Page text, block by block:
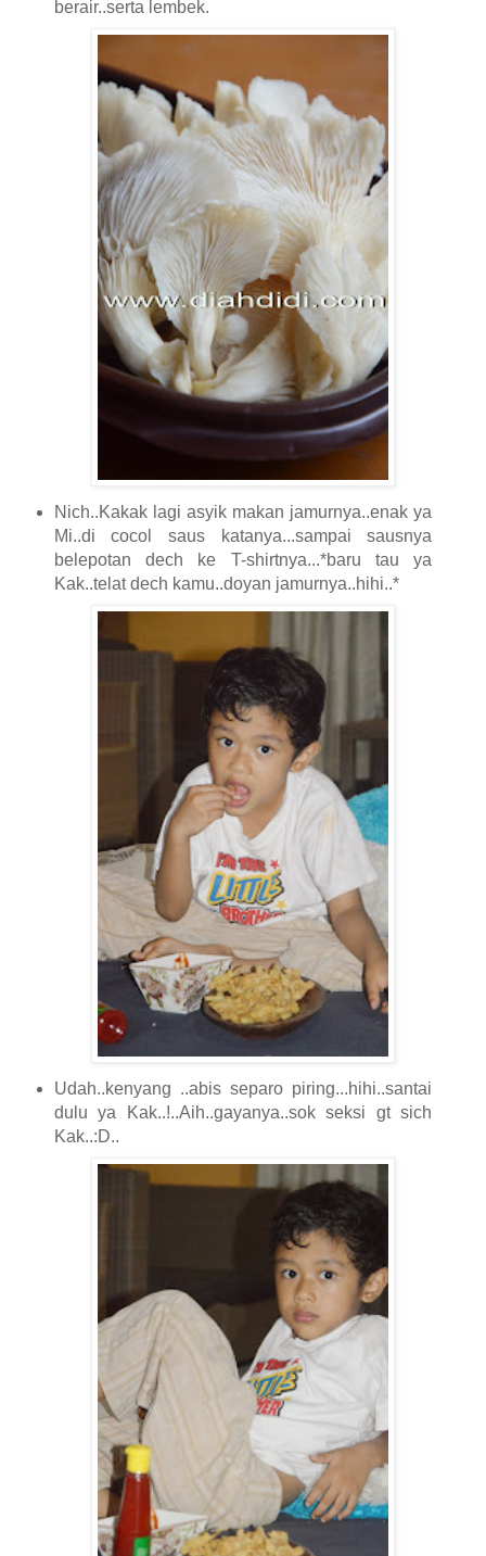
berair..serta lembek.
Nich..Kakak lagi asyik makan jamurnya..enak ya
Mi..di cocol saus katanya...sampai sausnya
belepotan dech ke T-shirtnya...*baru tau ya
Kak..telat dech kamu..doyan jamurnya..hihi..*
Udah..kenyang ..abis separo piring...hihi..santai
dulu ya Kak..!..Aih..gayanya..sok seksi gt sich
Kak..:D..